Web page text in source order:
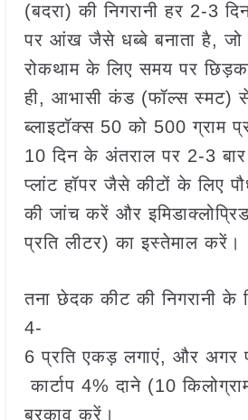
(बदरा) की निगरानी हर 2-3
पर आंख जैसे धब्बे बनाता है, जो
रोकथाम के लिए समय पर
ही, आभासी कंड (फॉल्स स्मट)
ब्लाइटॉक्स 50 को 500 ग्राम
10 दिन के अंतराल पर 2-3
प्लांट हॉपर जैसे कीटों के लिए
की जांच करें और
प्रति लीटर) का इस्तेमाल करें।
तना छेदक कीट की निगरानी के
4-
6 प्रति एकड़ लगाएं, और अगर
कार्टाप 4% दाने (10
बुरकाव करें।